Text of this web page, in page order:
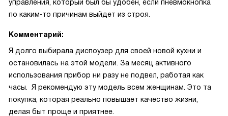
управления, который был бы удобен, если пневмокнопка
по каким-то причинам выйдет из строя.
Комментарий:
Я долго выбирала диспоузер для своей новой кухни и
остановилась на этой модели. За месяц активного
использования прибор ни разу не подвел, работая как
часы. Я рекомендую эту модель всем женщинам. Это та
покупка, которая реально повышает качество жизни,
делая быт проще и приятнее.